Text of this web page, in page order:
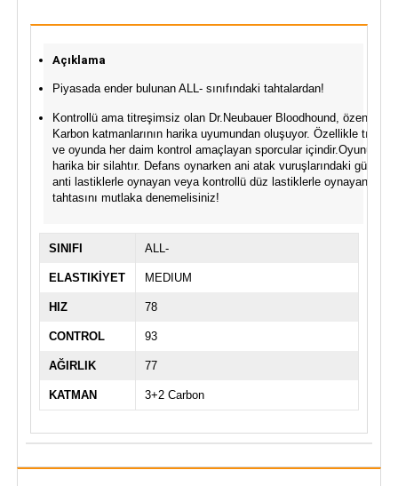
Açıklama
Piyasada ender bulunan ALL- sınıfındaki tahtalardan!
Kontrollü ama titreşimsiz olan Dr.Neubauer Bloodhound, özenle
Karbon katmanlarının harika uyumundan oluşuyor. Özellikle
ve oyunda her daim kontrol amaçlayan sporcular içindir.Oyunun
harika bir silahtır. Defans oynarken ani atak vuruşlarındaki gücü
anti lastiklerle oynayan veya kontrollü düz lastiklerle oynayan
tahtasını mutlaka denemelisiniz!
SINIFI ALL-
ELASTIKİYET MEDIUM
HIZ 78
CONTROL 93
AĞIRLIK 77
KATMAN 3+2 Carbon